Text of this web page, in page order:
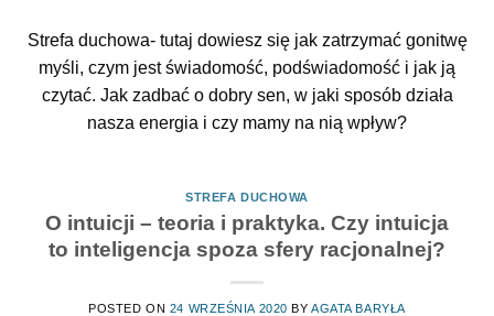
Strefa duchowa- tutaj dowiesz się jak zatrzymać gonitwę
myśli, czym jest świadomość, podświadomość i jak ją
czytać. Jak zadbać o dobry sen, w jaki sposób działa
nasza energia i czy mamy na nią wpływ?
STREFA DUCHOWA
O intuicji – teoria i praktyka. Czy intuicja
to inteligencja spoza sfery racjonalnej?
POSTED ON 24 WRZEŚNIA 2020 BYAGATA BARYŁA